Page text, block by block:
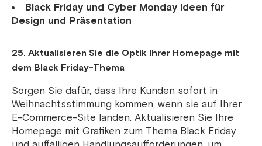
Black Friday und Cyber ​​Monday Ideen für
Design und Präsentation
25. Aktualisieren Sie die Optik Ihrer Homepage mit
dem Black Friday-Thema
Sorgen Sie dafür, dass Ihre Kunden sofort in
Weihnachtsstimmung kommen, wenn sie auf Ihrer
E-Commerce-Site landen. Aktualisieren Sie Ihre
Homepage mit Grafiken zum Thema Black Friday